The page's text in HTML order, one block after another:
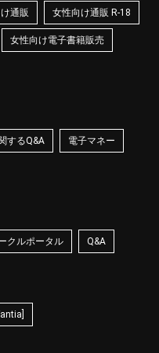
通販 女性向け通販 R-18
女性向け電子書籍販売
するQ&A 電子マネー
クルポータル Q&A